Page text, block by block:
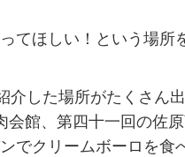
てほしい！という場所
介した場所がたくさん
館、第四十一回の佐
でクリームボーロを食